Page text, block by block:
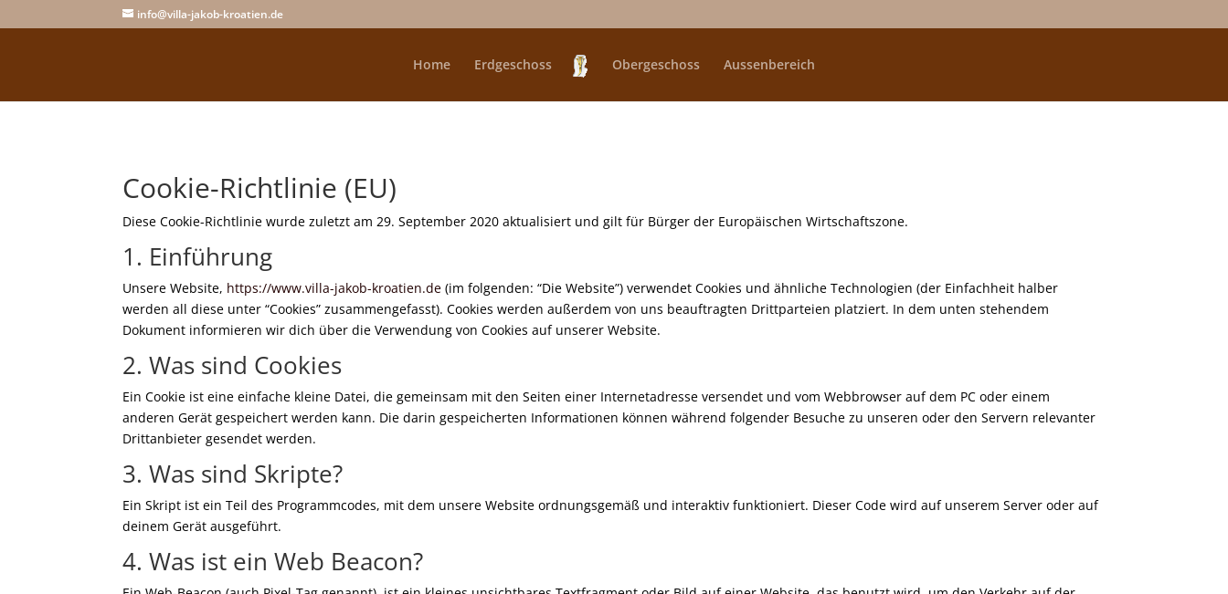
info@villa-jakob-kroatien.de
Home Erdgeschoss Obergeschoss Aussenbereich
Cookie-Richtlinie (EU)
Diese Cookie-Richtlinie wurde zuletzt am 29. September 2020 aktualisiert und gilt für Bürger der Europäischen Wirtschaftszone.
1. Einführung
Unsere Website, https://www.villa-jakob-kroatien.de (im folgenden: “Die Website”) verwendet Cookies und ähnliche Technologien (der Einfachheit halber
werden all diese unter “Cookies” zusammengefasst). Cookies werden außerdem von uns beauftragten Drittparteien platziert. In dem unten stehendem
Dokument informieren wir dich über die Verwendung von Cookies auf unserer Website.
2. Was sind Cookies
Ein Cookie ist eine einfache kleine Datei, die gemeinsam mit den Seiten einer Internetadresse versendet und vom Webbrowser auf dem PC oder einem
anderen Gerät gespeichert werden kann. Die darin gespeicherten Informationen können während folgender Besuche zu unseren oder den Servern relevanter
Drittanbieter gesendet werden.
3. Was sind Skripte?
Ein Skript ist ein Teil des Programmcodes, mit dem unsere Website ordnungsgemäß und interaktiv funktioniert. Dieser Code wird auf unserem Server oder auf
deinem Gerät ausgeführt.
4. Was ist ein Web Beacon?